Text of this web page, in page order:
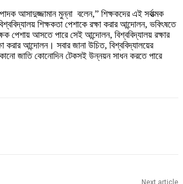
আসাদুজ্জামান মুন্না বলেন,” শিক্ষকদের এই সর্বাত্মক
শিক্ষকতা পেশাকে রক্ষা করার আন্দোলন, ভবিৎষতে
পেশায় আসতে পারে সেই আন্দোলন, বিশ্ববিদ্যালয় রক্ষার
করার আন্দোলন। সবার জানা উচিত, বিশ্ববিদ্যালয়ের
জাতি কোনোদিন টেকসই উন্নয়ন সাধন করতে পারে
Next article